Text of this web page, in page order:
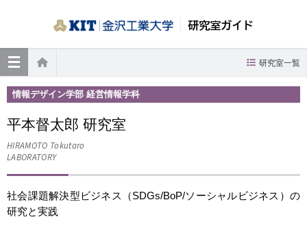
研究室ガイド
ホーム
研究室一覧
情報デザイン学部 経営情報学科
平本督太郎 研究室
HIRAMOTO Tokutaro
LABORATORY
社会課題解決型ビジネス（SDGs/BoP/ソーシャルビジネス）の
研究と実践